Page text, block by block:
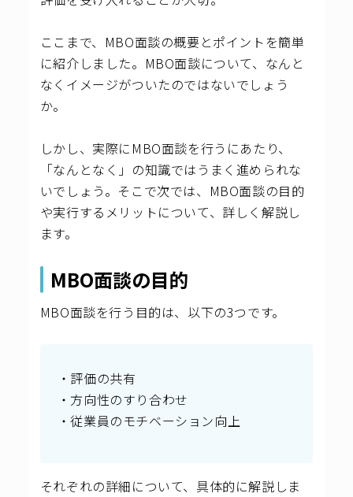
ここまで、MBO面談の概要とポイントを簡単
に紹介しました。MBO面談について、なんと
なくイメージがついたのではないでしょう
か。
しかし、実際にMBO面談を行うにあたり、
「なんとなく」の知識ではうまく進められな
いでしょう。そこで次では、MBO面談の目的
や実行するメリットについて、詳しく解説し
ます。
MBO面談の目的
MBO面談を行う目的は、以下の3つです。
・評価の共有
・方向性のすり合わせ
・従業員のモチベーション向上
それぞれの詳細について、具体的に解説しま